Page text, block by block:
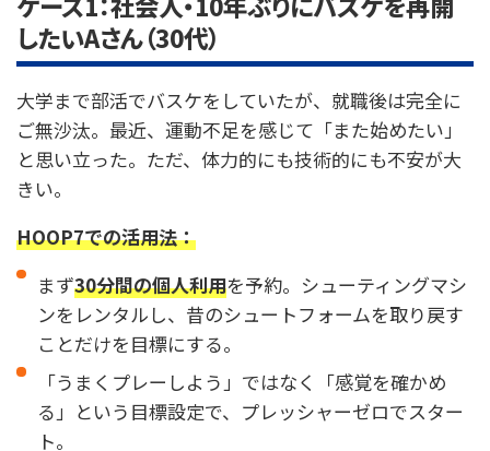
したいAさん（30代）
大学まで部活でバスケをしていたが、就職後は完全に
ご無沙汰。最近、運動不足を感じて「また始めたい」
と思い立った。ただ、体力的にも技術的にも不安が大
きい。
HOOP7での活用法：
まず30分間の個人利用を予約。シューティングマシ
ンをレンタルし、昔のシュートフォームを取り戻す
ことだけを目標にする。
「うまくプレーしよう」ではなく「感覚を確かめ
る」という目標設定で、プレッシャーゼロでスター
ト。